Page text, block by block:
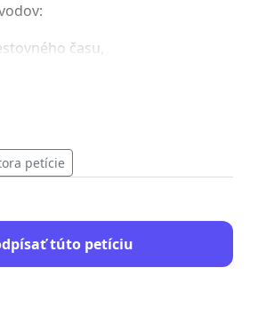
času,
náklady na dopravu.
do práce a jeho zrušenie
dopad na zamestnanosť a
obyvateľov.
petície
túto petíciu